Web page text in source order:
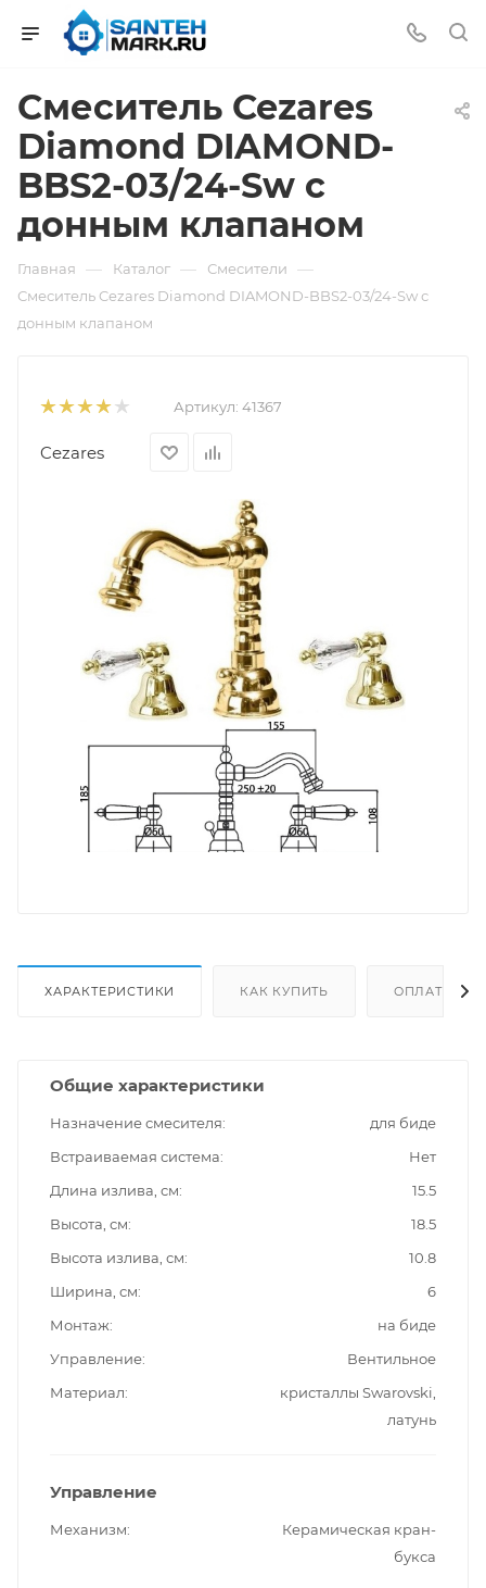
Смеситель Cezares
Diamond DIAMOND-
BBS2-03/24-Sw с
донным клапаном
Главная — Каталог — Смесители —
Смеситель Cezares Diamond DIAMOND-BBS2-03/24-Sw с
донным клапаном
Артикул: 41367
Cezares
ХАРАКТЕРИСТИКИ КАК КУПИТЬ ОПЛАТА
Общие характеристики
Назначение смесителя
для биде
Встраиваемая система
Нет
Длина излива, см
15.5
Высота, см
18.5
Высота излива, см
10.8
Ширина, см
6
Монтаж
на биде
Управление
Вентильное
Материал
кристаллы Swarovski,
латунь
Управление
Механизм
Керамическая кран-
букса